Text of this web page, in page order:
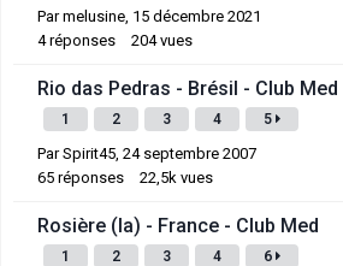
Parmelusine 15 décembre 2021
4 réponses 204 vues
Rio das Pedras - Brésil - Club Med
1 2 3 4 5
ParSpirit45 24 septembre 2007
65 réponses 22,5k vues
Rosière (la) - France - Club Med
1 2 3 4 6